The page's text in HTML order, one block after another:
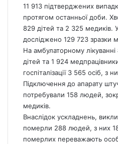
11 913 підтверджених
протягом останньої доби.
829 дітей та 2 325 медиків.
досліджено 129 723 зразки
На амбулаторному
дітей та 1 924
госпіталізації 3 565 осіб, з
Підключення до апарату
потребували 158 людей,
медиків.
Внаслідок ускладнень,
померли 288 людей, з них
померлих переважають